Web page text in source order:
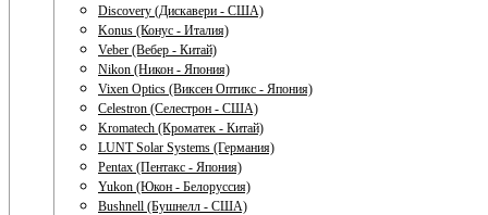
Discovery (Дискавери - США)
Konus (Конус - Италия)
Veber (Вебер - Китай)
Nikon (Никон - Япония)
Vixen Optics (Виксен Оптикс - Япония)
Celestron (Селестрон - США)
Kromatech (Кроматек - Китай)
LUNT Solar Systems (Германия)
Pentax (Пентакс - Япония)
Yukon (Юкон - Белоруссия)
Bushnell (Бушнелл - США)